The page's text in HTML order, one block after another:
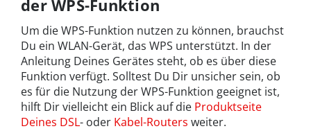
der WPS-Funktion
Um die WPS-Funktion nutzen zu können, brauchst
Du ein WLAN-Gerät, das WPS unterstützt. In der
Anleitung Deines Gerätes steht, ob es über diese
Funktion verfügt. Solltest Du Dir unsicher sein, ob
es für die Nutzung der WPS-Funktion geeignet ist,
hilft Dir vielleicht ein Blick auf die Produktseite
Deines DSL- oder Kabel-Routers weiter.